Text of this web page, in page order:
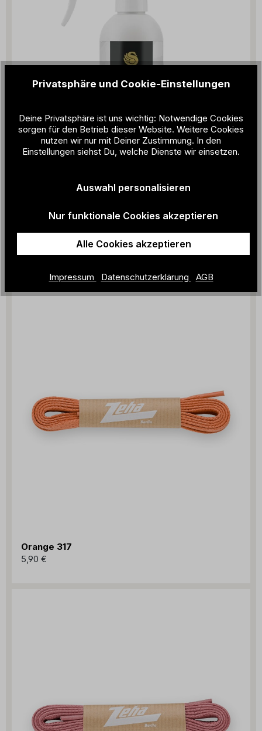
3-Fach Waterprotect Spray ohne Treibgase
14,95 €
Orange 317
5,90 €
Privatsphäre und Cookie-Einstellungen
Deine Privatsphäre ist uns wichtig: Notwendige Cookies
sorgen für den Betrieb dieser Website. Weitere Cookies
nutzen wir nur mit Deiner Zustimmung. In den
Einstellungen siehst Du, welche Dienste wir einsetzen.
Auswahl personalisieren
Nur funktionale Cookies akzeptieren
Alle Cookies akzeptieren
Impressum Datenschutzerklärung AGB